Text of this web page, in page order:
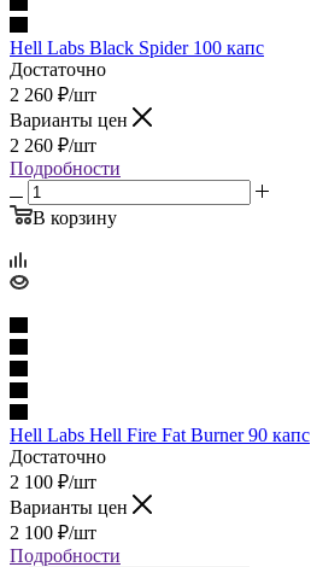
Hell Labs Black Spider 100 капс
Достаточно
2 260 ₽/шт
Варианты цен
2 260 ₽/шт
Подробности
В корзину
Hell Labs Hell Fire Fat Burner 90 капс
Достаточно
2 100 ₽/шт
Варианты цен
2 100 ₽/шт
Подробности